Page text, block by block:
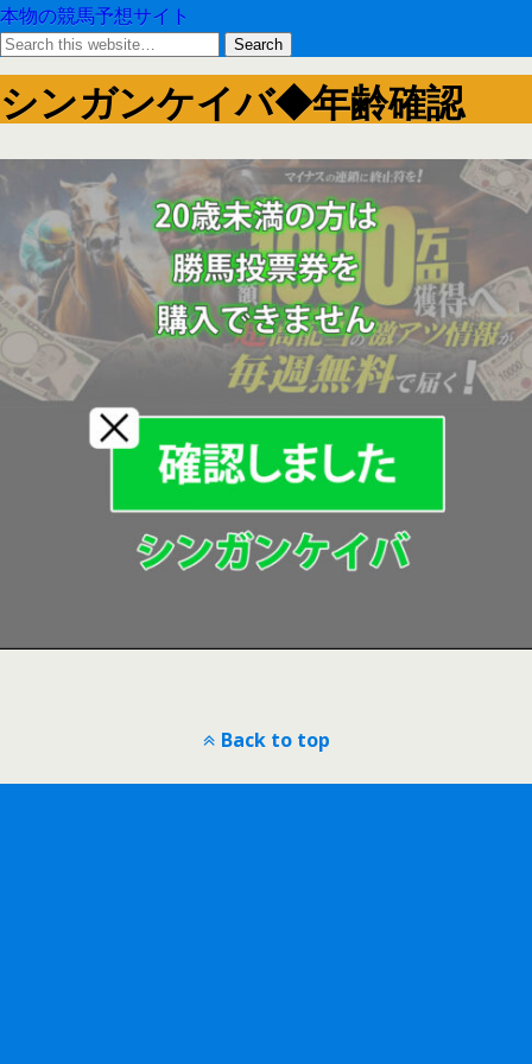
本物の競馬予想サイト
シンガンケイバ◆年齢確認
Back to top